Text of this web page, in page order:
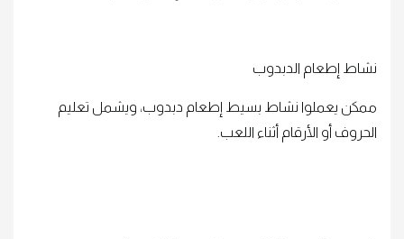
نشاط إطعام الدبدوب
ممكن يعملوا نشاط بسيط إطعام دبدوب، ويشمل تعليم
الحروف أو الأرقام أثناء اللعب.